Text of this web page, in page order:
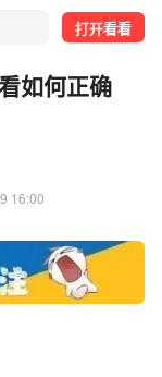
打开看看
如何正确
9 16:00